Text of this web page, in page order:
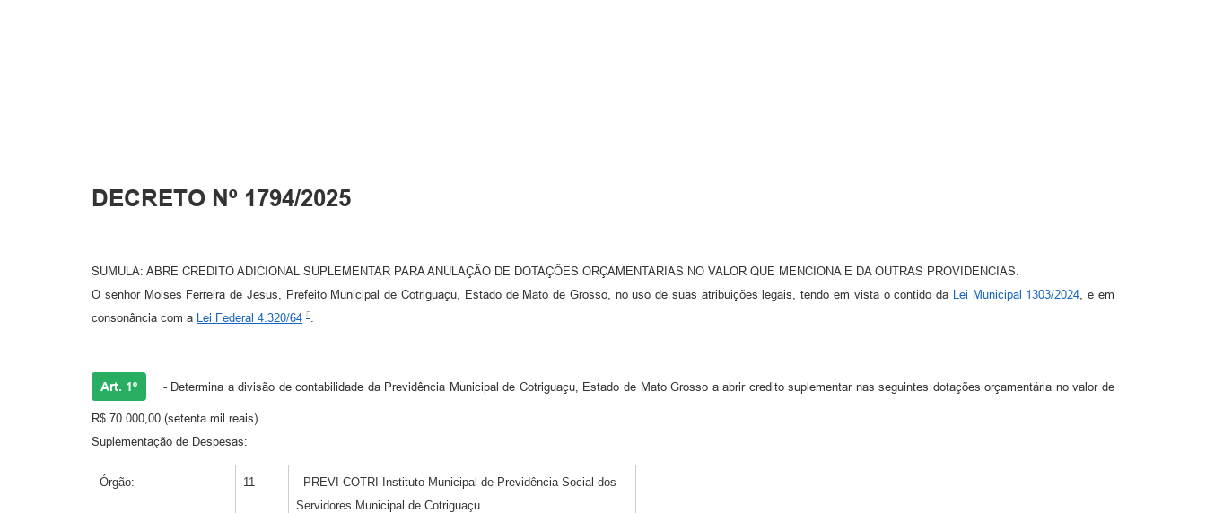
DECRETO Nº 1794/2025
SUMULA: ABRE CREDITO ADICIONAL SUPLEMENTAR PARA ANULAÇÃO DE DOTAÇÕES ORÇAMENTARIAS NO VALOR QUE MENCIONA E DA OUTRAS PROVIDENCIAS.
O senhor Moises Ferreira de Jesus, Prefeito Municipal de Cotriguaçu, Estado de Mato de Grosso, no uso de suas atribuições legais, tendo em vista o contido da Lei Municipal 1303/2024, e em
consonância com a Lei Federal 4.320/64 .
Art. 1º - Determina a divisão de contabilidade da Previdência Municipal de Cotriguaçu, Estado de Mato Grosso a abrir credito suplementar nas seguintes dotações orçamentária no valor de
R$ 70.000,00 (setenta mil reais).
Suplementação de Despesas:
Órgão: 11
- PREVI-COTRI-Instituto Municipal de Previdência Social dos
Servidores Municipal de Cotriguaçu